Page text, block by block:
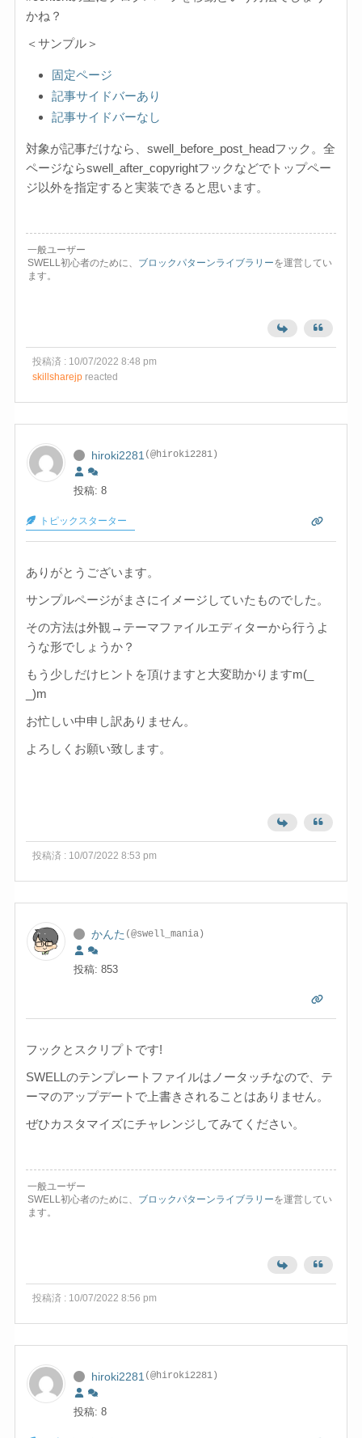
かね？
＜サンプル＞
固定ページ
記事サイドバーあり
記事サイドバーなし
対象が記事だけなら、swell_before_post_headフック。全
ページならswell_after_copyrightフックなどでトップペー
ジ以外を指定すると実装できると思います。
一般ユーザー
SWELL初心者のために、 ブロックパターンライブラリーを運営してい
ます。
投稿済 : 10/07/2022 8:48 pm
skillsharejpreacted
hiroki2281 (@hiroki2281)
投稿: 8
トピックスターター
ありがとうございます。
サンプルページがまさにイメージしていたものでした。
その方法は外観→テーマファイルエディターから行うよ
うな形でしょうか？
もう少しだけヒントを頂けますと大変助かりますm(_
_)m
お忙しい中申し訳ありません。
よろしくお願い致します。
投稿済 : 10/07/2022 8:53 pm
かんた (@swell_mania)
投稿: 853
フックとスクリプトです!
SWELLのテンプレートファイルはノータッチなので、テ
ーマのアップデートで上書きされることはありません。
ぜひカスタマイズにチャレンジしてみてください。
一般ユーザー
SWELL初心者のために、 ブロックパターンライブラリーを運営してい
ます。
投稿済 : 10/07/2022 8:56 pm
hiroki2281 (@hiroki2281)
投稿: 8